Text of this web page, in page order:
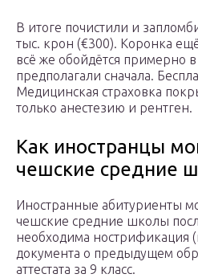
В итоге почистили и
тыс. крон (€300). Коронка
всё же обойдётся примерно
предполагали сначала.
Медицинская страховка
только анестезию и рентген.
Как иностранцы
чешские средние
Иностранные абитуриенты
чешские средние школы
необходима нострификация
документа о предыдущем
аттестата за 9 класс.